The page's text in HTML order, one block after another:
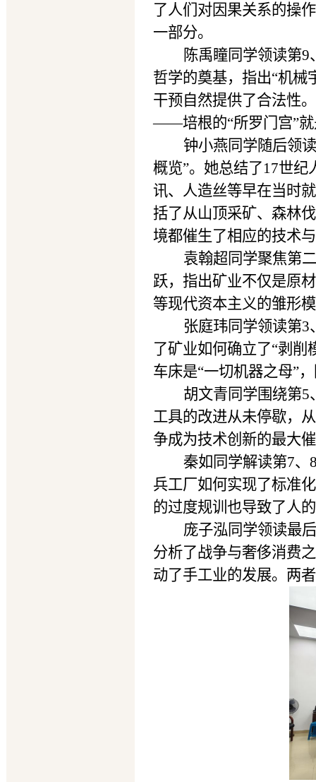
了人们对因果关系的操
一部分。
陈禹瞳同学领读第9
哲学的奠基，指出“机械
干预自然提供了合法性
——培根的“所罗门宫”就
钟小燕同学随后领
概览”。她总结了17世
讯、人造丝等早在当时
括了从山顶采矿、森林
境都催生了相应的技术
袁翰超同学聚焦第
跃，指出矿业不仅是原
等现代资本主义的雏形
张庭玮同学领读第3
了矿业如何确立了“剥
车床是“一切机器之母”
胡文青同学围绕第5
工具的改进从未停歇，
争成为技术创新的最大
秦如同学解读第7、
兵工厂如何实现了标准
的过度规训也导致了人
庞子泓同学领读最
分析了战争与奢侈消费
动了手工业的发展。两